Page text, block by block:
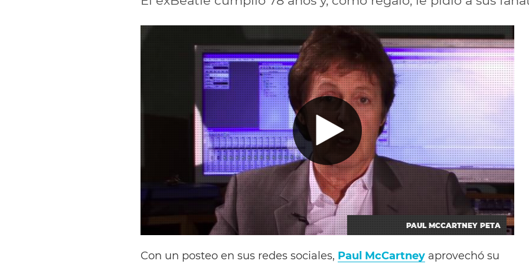
PAUL MCCARTNEY PETA
Con un posteo en sus redes sociales, Paul McCartney aprovechó su